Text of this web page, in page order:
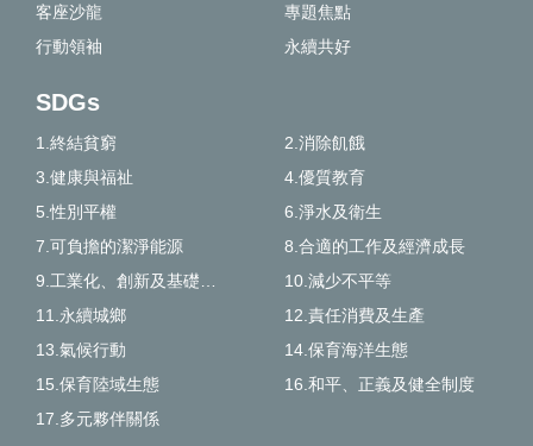
客座沙龍
專題焦點
行動領袖
永續共好
SDGs
1.終結貧窮
2.消除飢餓
3.健康與福祉
4.優質教育
5.性別平權
6.淨水及衛生
7.可負擔的潔淨能源
8.合適的工作及經濟成長
10.減少不平等
11.永續城鄉
12.責任消費及生產
13.氣候行動
14.保育海洋生態
15.保育陸域生態
16.和平、正義及健全制度
17.多元夥伴關係